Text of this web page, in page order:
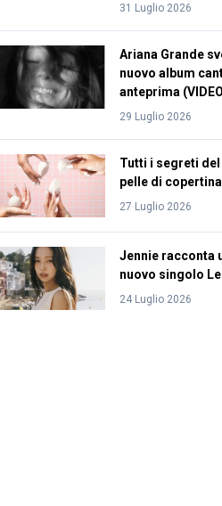
31 Luglio 2026
Ariana Grande
nuovo album
anteprima
29 Luglio 2026
Tutti i segreti
pelle di copertina
27 Luglio 2026
Jennie racconta
nuovo singolo
24 Luglio 2026